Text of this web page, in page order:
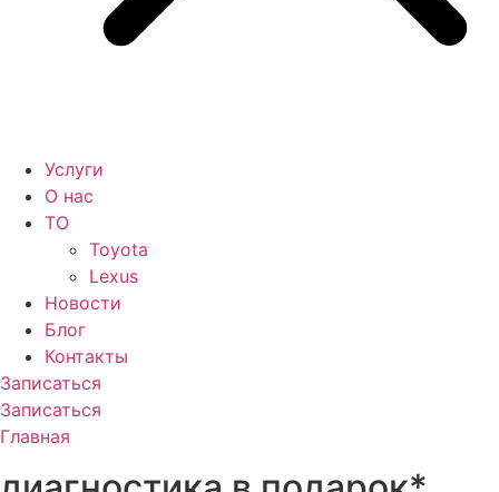
Услуги
О нас
ТО
Toyota
Lexus
Новости
Блог
Контакты
Записаться
Записаться
Главная